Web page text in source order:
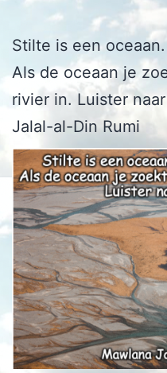
Stilte is een
Als de oceaan je
rivier in. Luister
Jalal-al-Din Rumi